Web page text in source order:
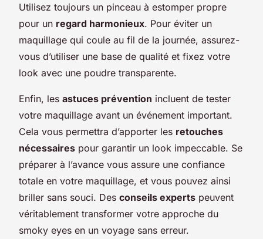
Utilisez toujours un pinceau à estomper propre
pour un regard harmonieux. Pour éviter un
maquillage qui coule au fil de la journée, assurez-
vous d’utiliser une base de qualité et fixez votre
look avec une poudre transparente.
Enfin, les astuces prévention incluent de tester
votre maquillage avant un événement important.
Cela vous permettra d’apporter les retouches
nécessaires pour garantir un look impeccable. Se
préparer à l’avance vous assure une confiance
totale en votre maquillage, et vous pouvez ainsi
briller sans souci. Des conseils experts peuvent
véritablement transformer votre approche du
smoky eyes en un voyage sans erreur.